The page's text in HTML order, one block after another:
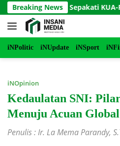
Langsung
ke
konten
Breaking NewsSepakati KUA-PPAS
iNPolitic iNUpdate iNSport
iNOpinion
Kedaulatan SNI:
Menuju Acuan Global
Penulis : Ir. La Mema Parandy,